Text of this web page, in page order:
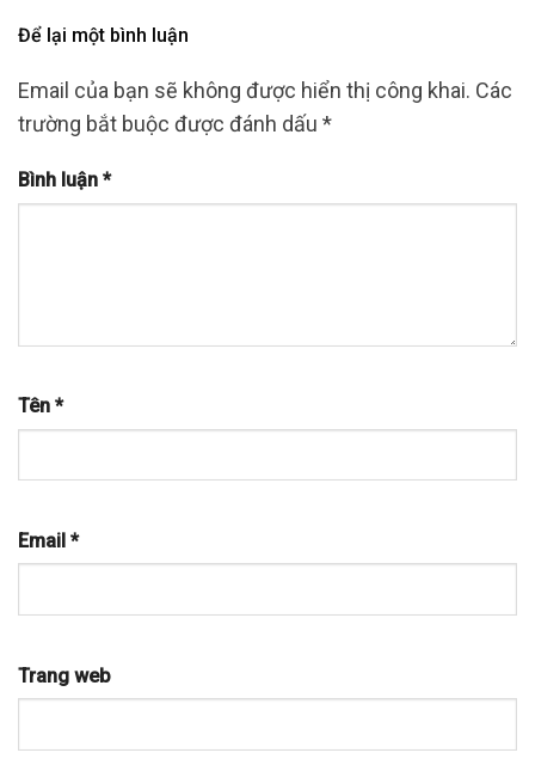
Để lại một bình luận
Email của bạn sẽ không được hiển thị công khai. Các
trường bắt buộc được đánh dấu *
Bình luận *
Tên *
Email *
Trang web